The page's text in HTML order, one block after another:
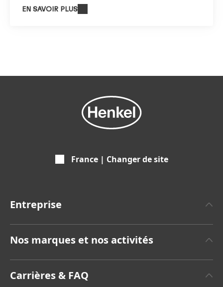
EN SAVOIR PLUS
France | Changer de site
Entreprise
Rapports annuels(8,42 MB)
Nos marques et nos activités
Carrières & FAQ